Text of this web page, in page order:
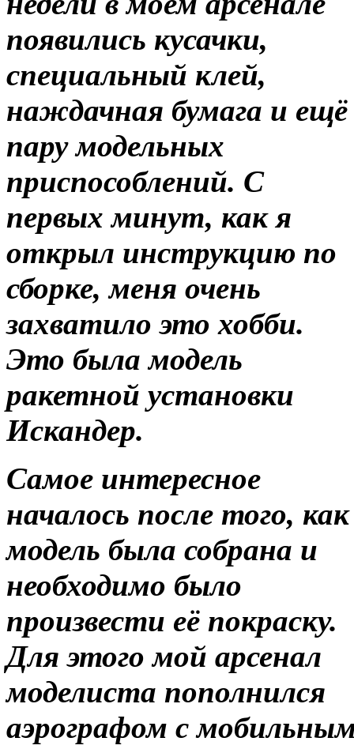
появились кусачки,
специальный клей,
наждачная бумага и ещё
пару модельных
приспособлений. С
первых минут, как я
открыл инструкцию по
сборке, меня очень
захватило это хобби.
Это была модель
ракетной установки
Искандер.
Самое интересное
началось после того, как
модель была собрана и
необходимо было
произвести её покраску.
Для этого мой арсенал
моделиста пополнился
аэрографом с